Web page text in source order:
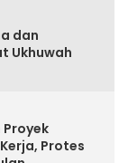
dan
Ukhuwah
Proyek
Protes